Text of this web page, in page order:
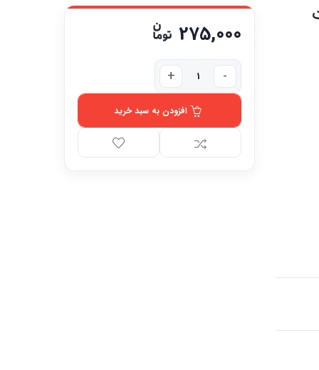
275,000
افزودن به سبد خرید